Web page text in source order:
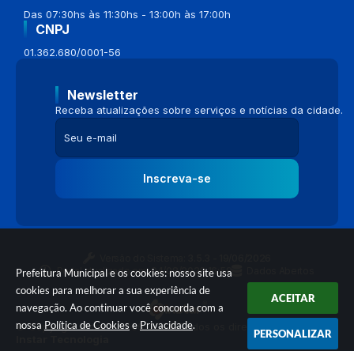
Prefeitura Municipal e os cookies: nosso site usa
cookies para melhorar a sua experiência de
navegação. Ao continuar você concorda com a
nossa Política de Cookies e Privacidade.
ACEITAR
PERSONALIZAR
Das 07:30hs às 11:30hs - 13:00h às 17:00h
CNPJ
01.362.680/0001-56
Newsletter
Receba atualizações sobre serviços e notícias da cidade.
Inscreva-se
Portal atualizado em:04/08/2026 16:58
© Copyright Instar - 2006-2026. Todos os direitos reservados -